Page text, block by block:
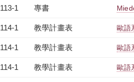
113-1 專書
114-1 教學計畫表 歐語
114-1 教學計畫表 歐語
114-1 教學計畫表 歐語